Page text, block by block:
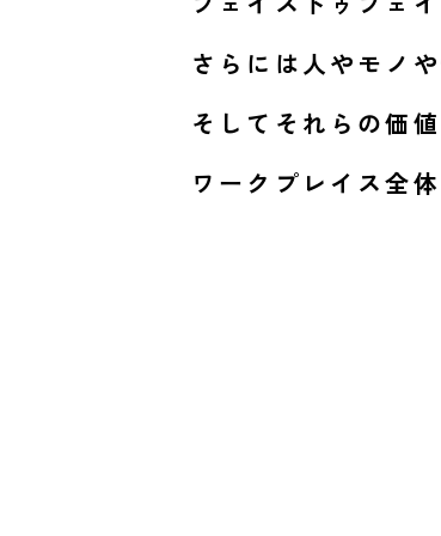
さらには人やモノ
そしてそれらの価
ワークプレイス全